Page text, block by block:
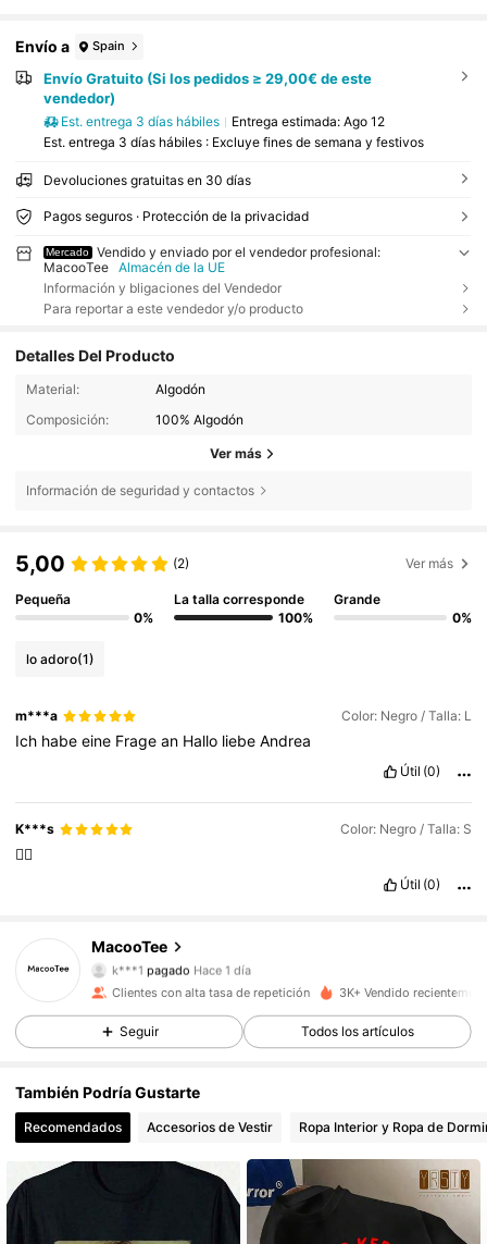
Envío a Spain
Envío Gratuito (Si los pedidos ≥ 29,00€ de este
vendedor)
Est. entrega 3 días hábiles Entrega estimada: Ago 12
Est. entrega 3 días hábiles : Excluye fines de semana y festivos
Devoluciones gratuitas en 30 días
Pagos seguros · Protección de la privacidad
Mercado
Vendido y enviado por el vendedor profesional:
MacooTee
Almacén de la UE
Información y bligaciones del Vendedor
Para reportar a este vendedor y/o producto
Detalles Del Producto
Material:
Algodón
Composición:
100% Algodón
Ver más
Información de seguridad y contactos
5,00 (2) Ver más
Pequeña
0%
La talla corresponde
100%
Grande
0%
lo adoro(1)
m***a Color: Negro / Talla: L
Ich habeeine Fragean Hallo liebeAndrea
Útil (0)
K***s Color: Negro / Talla: S
👍🏽
Útil (0)
MacooTee
4,77
89 Seguidores
k***1 pagado Hace 1 día
seguido hace
4,77
89 Seguidores
4,77 89 Seguidores
Clientes con alta tasa de repetición 3K+ Vendido
Seguir Todos los artículos
También Podría Gustarte
Recomendados Accesorios de Vestir Ropa Interior y Ropa de